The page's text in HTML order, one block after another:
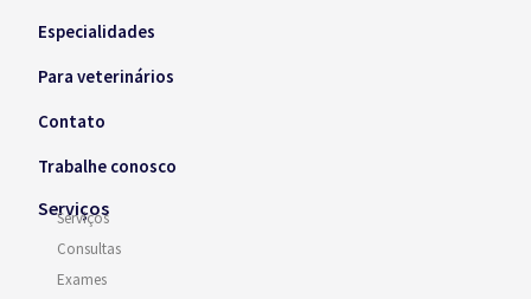
Especialidades
Para veterinários
Contato
Trabalhe conosco
Serviços
Serviços
Consultas
Exames